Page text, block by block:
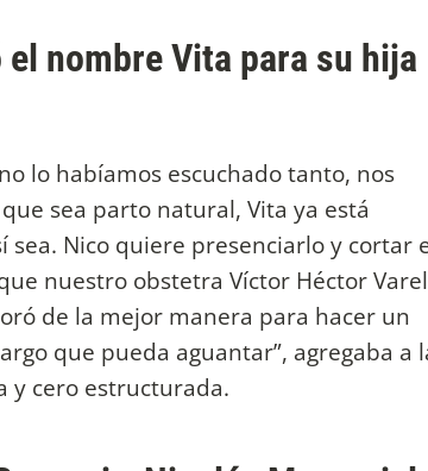
nombre Vita para su hija
lo habíamos escuchado tanto, nos
sea parto natural, Vita ya está
Nico quiere presenciarlo y cortar
nuestro obstetra Víctor Héctor
de la mejor manera para hacer un
que pueda aguantar”, agregaba a
y cero estructurada.